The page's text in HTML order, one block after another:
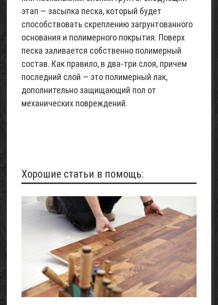
этап — засыпка песка, который будет
способствовать скреплению загрунтованного
основания и полимерного покрытия. Поверх
песка заливается собственно полимерный
состав. Как правило, в два-три слоя, причем
последний слой — это полимерный лак,
дополнительно защищающий пол от
механических повреждений.
Хорошие статьи в помощь: